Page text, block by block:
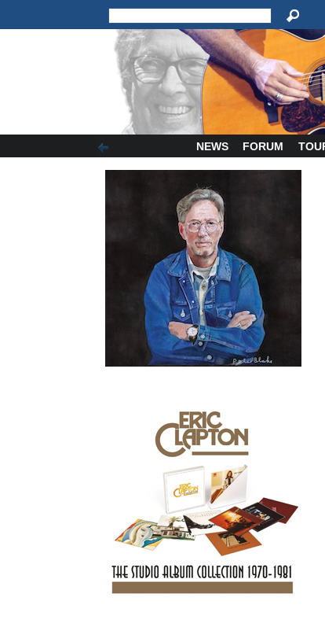
NEWS FORUM